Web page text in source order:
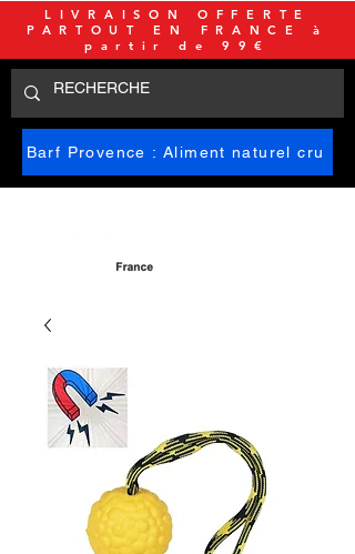
Barf Provence : Aliment naturel cru
LIVRAISON OFFERTE
PARTOUT EN FRANCE à
partir de 99€